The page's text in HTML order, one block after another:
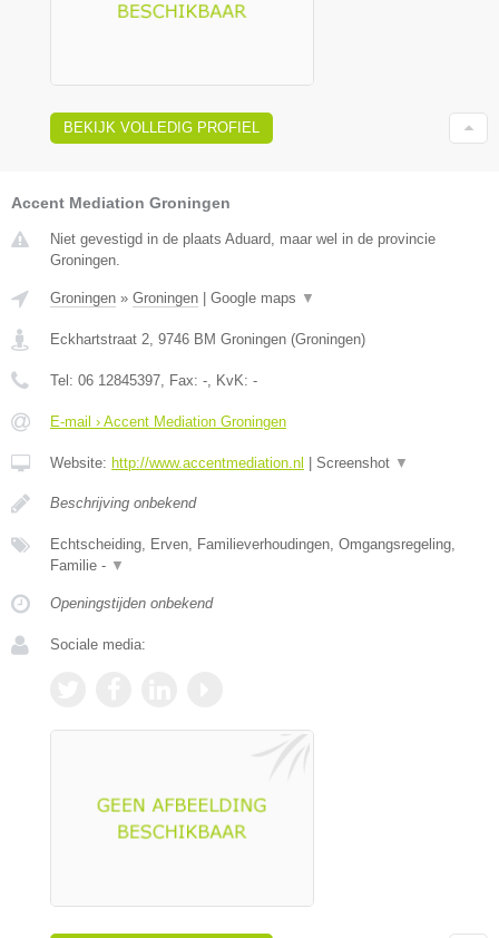
BEKIJK VOLLEDIG PROFIEL
Accent Mediation Groningen
Niet gevestigd in de plaats Aduard, maar wel in de provincie
Groningen.
Groningen » Groningen Google maps ▼
Eckhartstraat 2, 9746 BM Groningen (Groningen)
Tel: 06 12845397, Fax: -, KvK: -
E-mail › Accent Mediation Groningen
Website: http://www.accentmediation.nl Screenshot ▼
Beschrijving onbekend
Echtscheiding, Erven, Familieverhoudingen, Omgangsregeling,
Familie - ▼
Openingstijden onbekend
Sociale media: